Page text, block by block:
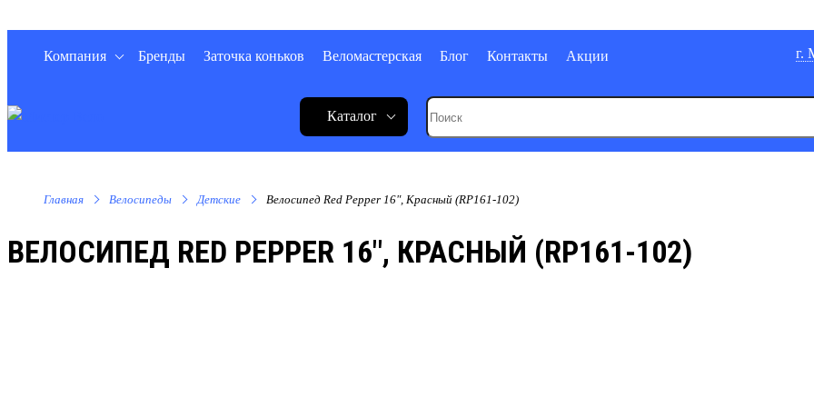
Компания Бренды Заточка коньков Веломастерская Блог Контакты Акции г.
Каталог
Главная Велосипеды Детские Велосипед Red Pepper 16", Красный (RP161-102)
ВЕЛОСИПЕД RED PEPPER 16", КРАСНЫЙ (RP161-102)